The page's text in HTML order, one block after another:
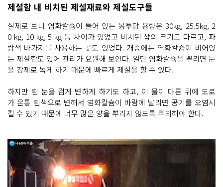
제설함 내 비치된 제설재료와 제설도구들
실제로 보니 염화칼슘이 들어 있는 봉투당 용량은 30kg, 25.5kg, 2
0 kg, 10 kg, 5 kg 등 차이가 있었고 비치된 삽의 크기도 다르고, 파
랑색 바가지를 사용하는 곳도 있었다. 개중에는 염화칼슘이 비어있
는 제설함도 있어 관리가 요원해 보인다. 일단 염화칼슘을 뿌리면 눈
을 강제로 녹게 하기 때문에 빠르게 제설을 할 수 있다.
하지만 흰 눈을 검게 변하게 하기도 하고, 이 물이 마른 뒤에 도로
가 온통 흰색으로 변해서 염화칼슘이 바람에 날리면 공기를 오염시
킬 수 있기 때문에 너무 많은 양을 뿌리지 않도록 주의해야 한다.